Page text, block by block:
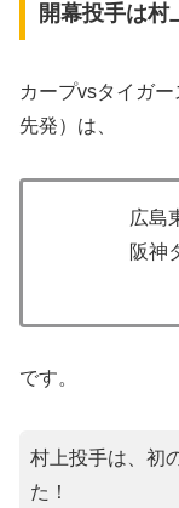
開幕投手は村
カープvsタイガ
先発）は、
広島
阪神
です。
村上投手は、初
た！